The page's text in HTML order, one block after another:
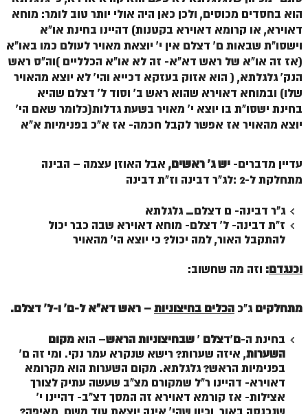
הזוהר הקדוש יתרו מתחילים
הזוהר הקדוש יתרו מתקדמים
משפטים מתחילים
הזוהר הקדוש משפטים מתקדמים
הזוהר הקדוש ספרא דצניעותא
הזוהר הקדוש תצווה מתקדמים
ספר הזוהר הקדוש כי תשא השקפה
ספר הזוהר הקדוש כי תשא מתקדמים
ספר הזוהר הקדוש פיקודי מתקדמים
ספר הזוהר – ויקרא
הוא בחסדים מכוסים, ולכן כאן היה אולי יותר טוב לומר: מוחא
דאוירא, או קרומא דאוירא בקטנות) דהיינו בחינת או"א
וישסו"ת שבאות ם' דצלם אין י' יוצאת מאויר לעולם כמו באו"א
(אז זה או"א של ראש דא"א- זה לא או"א הכלליים )וה"ס ראש
הנק' גלגלתא, ( הוא אזוק בעזקא דכייא והי' לא יוצא מהאויר
שלו) ובמוחא דאוירא שהוא ראש ב' וסוד ל' דצלם שהיא
בחינת ישסו"ת בו יוצא י' מאויר בשעת גדלות(כלומר שאם הי'
יוצא מהאויר אז אפשר לקבל חכמה- אז א"כ בפנימיות א"א
עדיין מדברים- יש ג' ראשים, אבל האוזן עצמה – הבינה
מתחלקת ל-2 :לג"ר דבינה וז"ת דבינה
ג"ר דבינה- ם דצלם_ גלגלתא
ז"ת דבינה- ל' דצלם- מוחא דאוירא שבה כבר יכול
להתקבל האור, למה יכול? כי יוצא הי' מהאויר
וכנגדם: וזה מה שחשוב:
מתחלקיםג"כ הכלים בחיצוניות– ראש דא"א ל-ם'ו-ל'דצלם.
בחינת ה-ם'דצלם 'שבחיצוניות הראש– הוא מקום
השערות, איזה שערות? רישא שנקרא עמר נקי. ומי זה ם'
בפנימיות הראש? גלגלתא. מקום השערות הוא מקרומא
דאוירא- דהיינו ר"ל שמקורם מצ"ב שעשה עתיק לצורך
אצילות- אז קורמא דאוירא זה המסך דצ"ב- דהיינו י'